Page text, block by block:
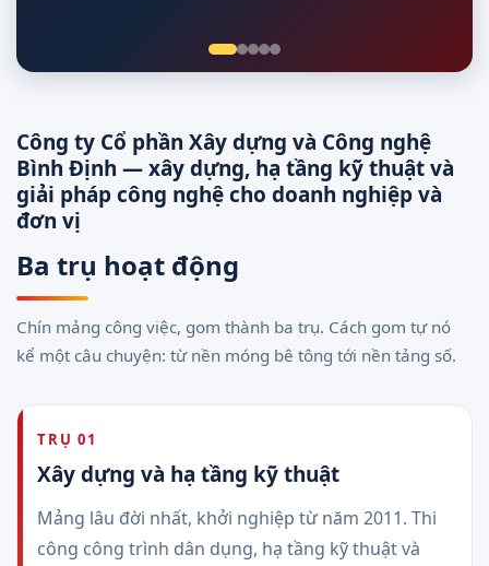
Công ty Cổ phần Xây dựng và Công nghệ
Bình Định — xây dựng, hạ tầng kỹ thuật và
giải pháp công nghệ cho doanh nghiệp và
đơn vị
Ba trụ hoạt động
Chín mảng công việc, gom thành ba trụ. Cách gom tự nó
kể một câu chuyện: từ nền móng bê tông tới nền tảng số.
TRỤ 01
Xây dựng và hạ tầng kỹ thuật
Mảng lâu đời nhất, khởi nghiệp từ năm 2011. Thi
công công trình dân dụng, hạ tầng kỹ thuật và